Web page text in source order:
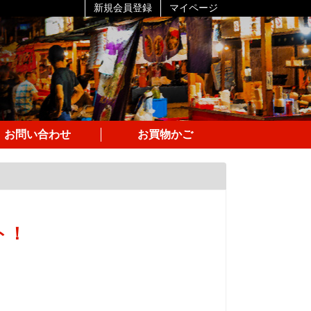
新規会員登録 マイページ
お問い合わせ お買物かご